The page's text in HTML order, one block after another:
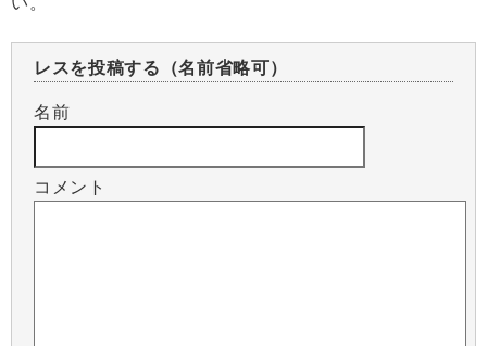
レスを投稿する（名前省略可）
名前
コメント